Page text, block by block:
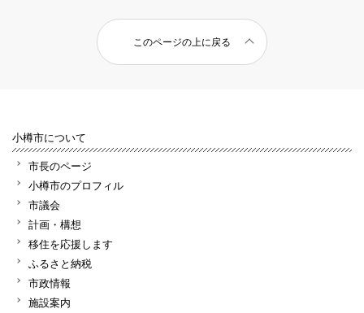
このページの上に戻る
小樽市について
市長のページ
小樽市のプロフィル
市議会
計画・構想
移住を応援します
ふるさと納税
市政情報
施設案内